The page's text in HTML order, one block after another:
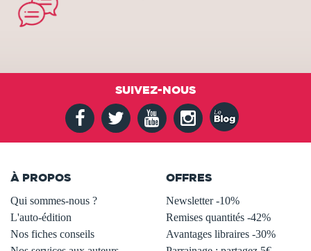
SUIVEZ-NOUS
À PROPOS
Qui sommes-nous ?
L'auto-édition
Nos fiches conseils
OFFRES
Newsletter -10%
Remises quantités -42%
Avantages libraires -30%